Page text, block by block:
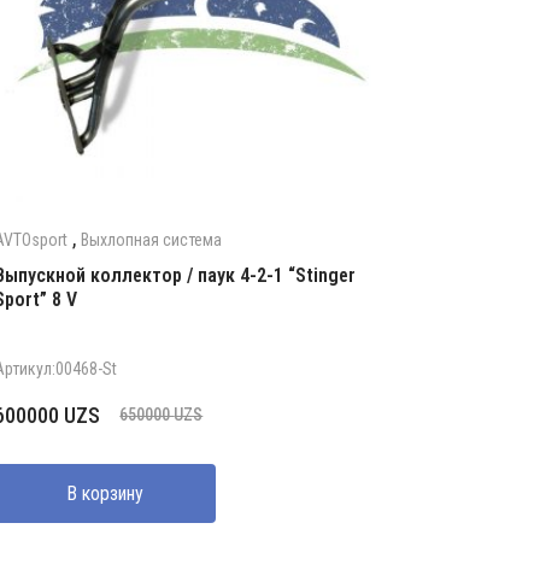
, Выхлопная система
коллектор / паук 4-2-1 “Stinger
8 V
St
650000UZS
650000 UZS.
UZS
UZS.
В корзину